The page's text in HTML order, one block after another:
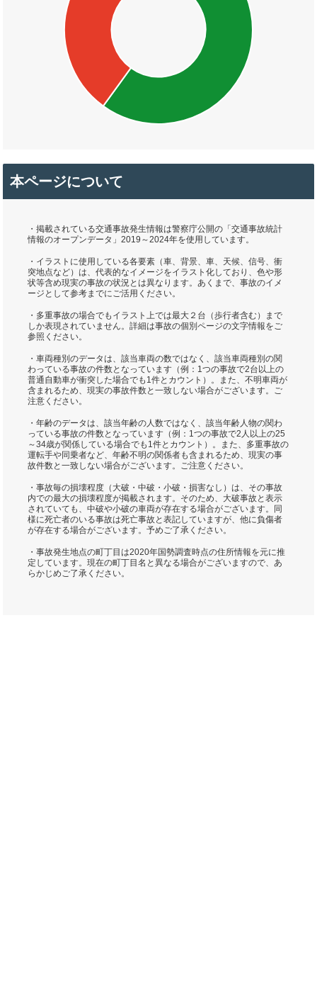
本ページについて
・掲載されている交通事故発生情報は警察庁公開の「交通事故統計
情報のオープンデータ」2019～2024年を使用しています。
・イラストに使用している各要素（車、背景、車、天候、信号、衝
突地点など）は、代表的なイメージをイラスト化しており、色や形
状等含め現実の事故の状況とは異なります。あくまで、事故のイメ
ージとして参考までにご活用ください。
・多重事故の場合でもイラスト上では最大２台（歩行者含む）まで
しか表現されていません。詳細は事故の個別ページの文字情報をご
参照ください。
・車両種別のデータは、該当車両の数ではなく、該当車両種別の関
わっている事故の件数となっています（例：1つの事故で2台以上の
普通自動車が衝突した場合でも1件とカウント）。また、不明車両が
含まれるため、現実の事故件数と一致しない場合がございます。ご
注意ください。
・年齢のデータは、該当年齢の人数ではなく、該当年齢人物の関わ
っている事故の件数となっています（例：1つの事故で2人以上の25
～34歳が関係している場合でも1件とカウント）。また、多重事故の
運転手や同乗者など、年齢不明の関係者も含まれるため、現実の事
故件数と一致しない場合がございます。ご注意ください。
・事故毎の損壊程度（大破・中破・小破・損害なし）は、その事故
内での最大の損壊程度が掲載されます。そのため、大破事故と表示
されていても、中破や小破の車両が存在する場合がございます。同
様に死亡者のいる事故は死亡事故と表記していますが、他に負傷者
が存在する場合がございます。予めご了承ください。
・事故発生地点の町丁目は2020年国勢調査時点の住所情報を元に推
定しています。現在の町丁目名と異なる場合がございますので、あ
らかじめご了承ください。